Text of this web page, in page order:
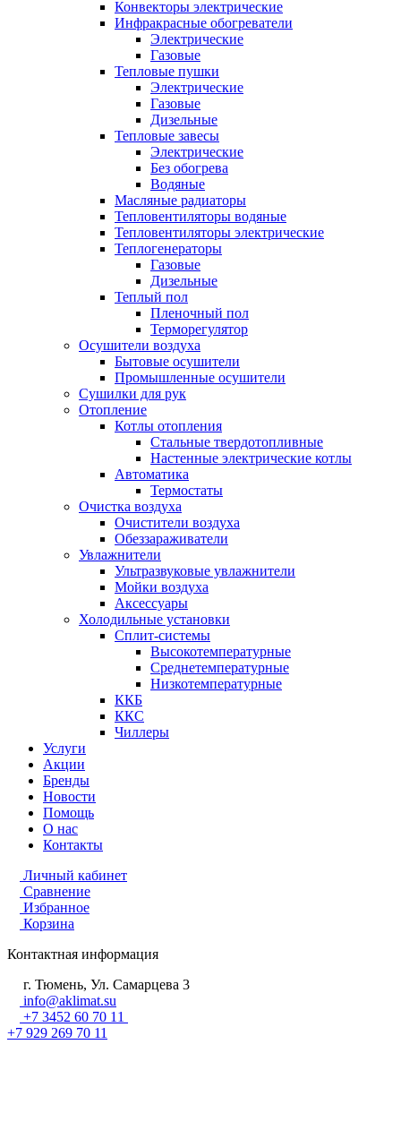
Конвекторы электрические
Инфракрасные обогреватели
Электрические
Газовые
Тепловые пушки
Электрические
Газовые
Дизельные
Тепловые завесы
Электрические
Без обогрева
Водяные
Масляные радиаторы
Тепловентиляторы водяные
Тепловентиляторы электрические
Теплогенераторы
Газовые
Дизельные
Теплый пол
Пленочный пол
Терморегулятор
Осушители воздуха
Бытовые осушители
Промышленные осушители
Сушилки для рук
Отопление
Котлы отопления
Стальные твердотопливные
Настенные электрические котлы
Автоматика
Термостаты
Очистка воздуха
Очистители воздуха
Обеззараживатели
Увлажнители
Ультразвуковые увлажнители
Мойки воздуха
Аксессуары
Холодильные установки
Сплит-системы
Высокотемпературные
Среднетемпературные
Низкотемпературные
ККБ
ККС
Чиллеры
Услуги
Акции
Бренды
Новости
Помощь
О нас
Контакты
Личный кабинет
Сравнение
Избранное
Корзина
Контактная информация
г. Тюмень, Ул. Самарцева 3
info@aklimat.su
+7 3452 60 70 11
+7 929 269 70 11